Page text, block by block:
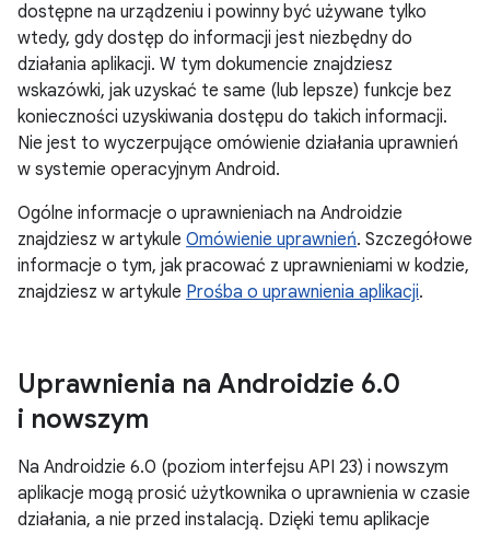
dostępne na urządzeniu i powinny być używane tylko
wtedy, gdy dostęp do informacji jest niezbędny do
działania aplikacji. W tym dokumencie znajdziesz
wskazówki, jak uzyskać te same (lub lepsze) funkcje bez
konieczności uzyskiwania dostępu do takich informacji.
Nie jest to wyczerpujące omówienie działania uprawnień
w systemie operacyjnym Android.
Ogólne informacje o uprawnieniach na Androidzie
znajdziesz w artykule Omówienie uprawnień. Szczegółowe
informacje o tym, jak pracować z uprawnieniami w kodzie,
znajdziesz w artykule Prośba o uprawnienia aplikacji.
Uprawnienia na Androidzie 6.0
i nowszym
Na Androidzie 6.0 (poziom interfejsu API 23) i nowszym
aplikacje mogą prosić użytkownika o uprawnienia w czasie
działania, a nie przed instalacją. Dzięki temu aplikacje